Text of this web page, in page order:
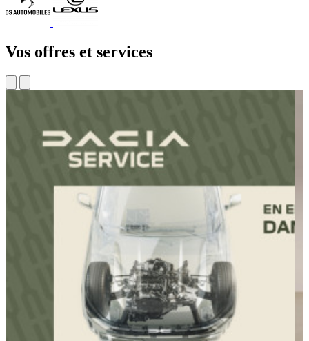
Vos offres et services